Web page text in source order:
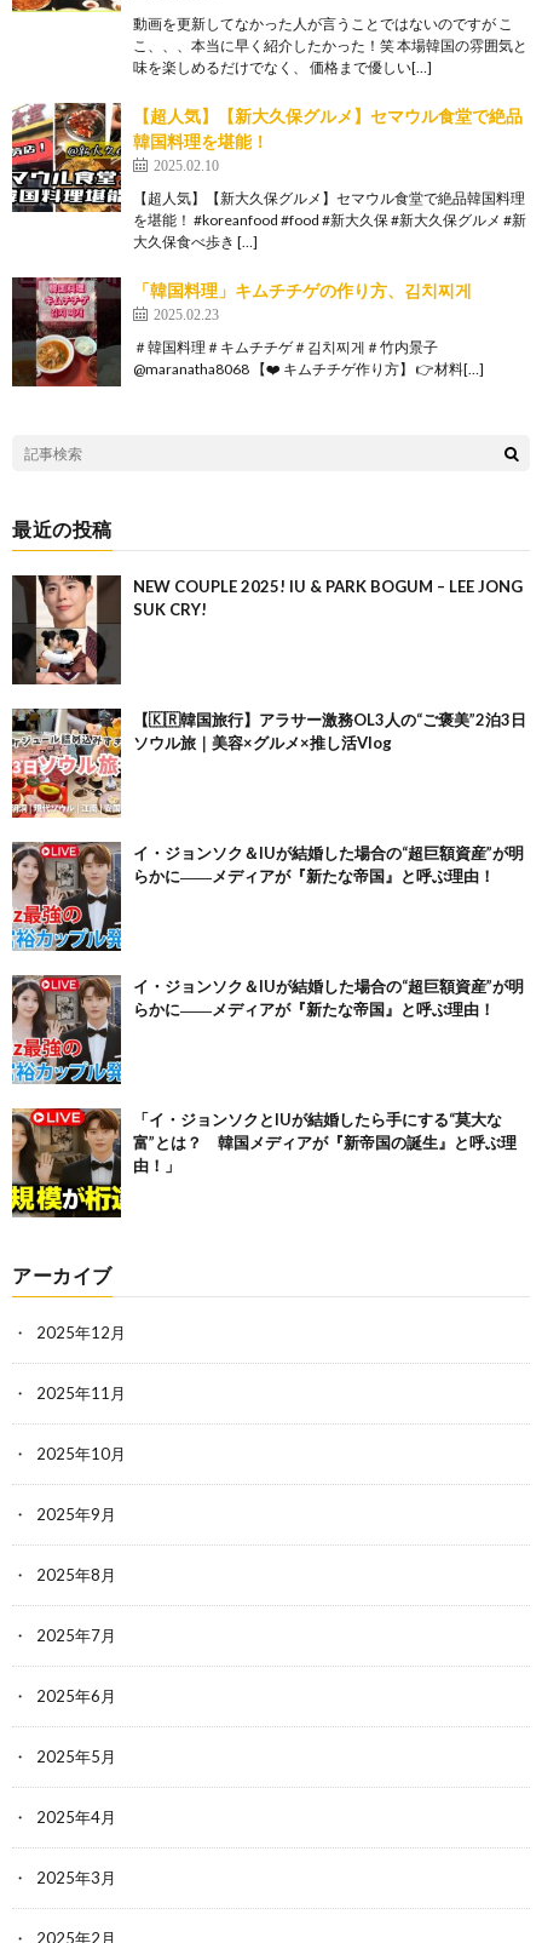
動画を更新してなかった人が言うことではないのですが こ
こ、、、本当に早く紹介したかった！笑 本場韓国の雰囲気と
味を楽しめるだけでなく、 価格まで優しい[…]
【超人気】【新大久保グルメ】セマウル食堂で絶品
韓国料理を堪能！
2025.02.10
【超人気】【新大久保グルメ】セマウル食堂で絶品韓国料理
を堪能！ #koreanfood #food #新大久保 #新大久保グルメ #新
大久保食べ歩き […]
「韓国料理」キムチチゲの作り方、김치찌게
2025.02.23
＃韓国料理＃キムチチゲ＃김치찌게＃竹内景子
@maranatha8068 【❤️ キムチチゲ作り方】 👉材料[…]
最近の投稿
NEW COUPLE 2025! IU & PARK BOGUM – LEE JONG
SUK CRY!
【🇰🇷韓国旅行】アラサー激務OL3人の“ご褒美”2泊3日
ソウル旅｜美容×グルメ×推し活Vlog
イ・ジョンソク＆IUが結婚した場合の“超巨額資産”が明
らかに――メディアが『新たな帝国』と呼ぶ理由！
イ・ジョンソク＆IUが結婚した場合の“超巨額資産”が明
らかに――メディアが『新たな帝国』と呼ぶ理由！
「イ・ジョンソクとIUが結婚したら手にする“莫大な
富”とは？ 韓国メディアが『新帝国の誕生』と呼ぶ理
由！」
アーカイブ
2025年12月
2025年11月
2025年10月
2025年9月
2025年8月
2025年7月
2025年6月
2025年5月
2025年4月
2025年3月
2025年2月